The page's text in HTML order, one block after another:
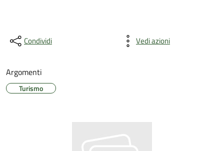
Condividi Vedi azioni
Argomenti
Turismo